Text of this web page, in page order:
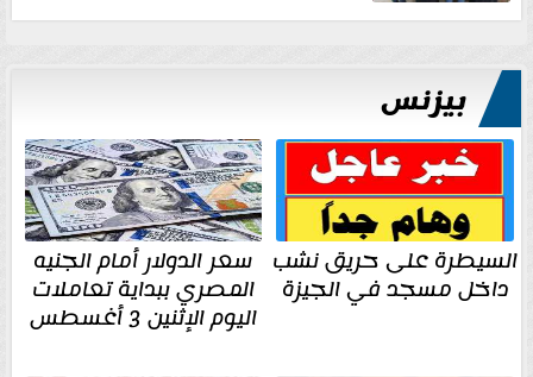
بيزنس
السيطرة على حريق نشب
داخل مسجد في الجيزة
سعر الدولار أمام الجنيه
المصري ببداية تعاملات
اليوم الإثنين 3 أغسطس